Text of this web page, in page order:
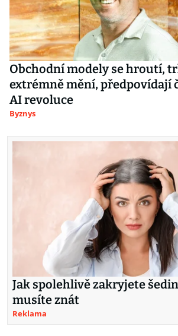
Obchodní modely se hroutí,
extrémně mění, předpovídají
AI revoluce
Byznys
Jak spolehlivě zakryjete
musíte znát
Reklama